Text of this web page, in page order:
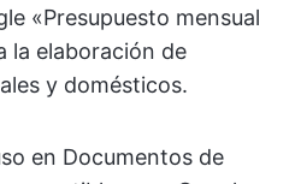
«Presupuesto mensual
la elaboración de
y domésticos.
en Documentos de